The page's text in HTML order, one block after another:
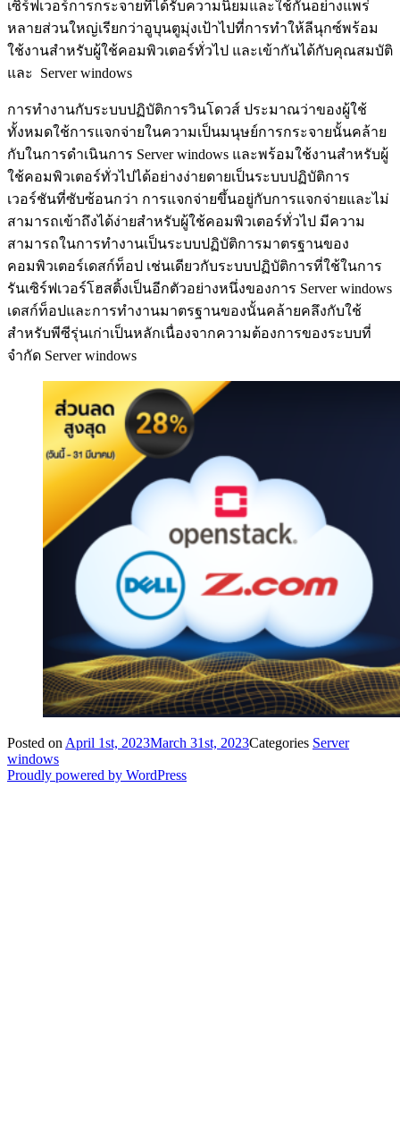
เซิร์ฟเวอร์การกระจายที่ได้รับความนิยมและใช้กันอย่างแพร่
หลายส่วนใหญ่เรียกว่าอูบุนตูมุ่งเป้าไปที่การทำให้ลีนุกซ์พร้อม
ใช้งานสำหรับผู้ใช้คอมพิวเตอร์ทั่วไป และเข้ากันได้กับคุณสมบัติ
และ Server windows
การทำงานกับระบบปฏิบัติการวินโดวส์ ประมาณว่าของผู้ใช้
ทั้งหมดใช้การแจกจ่ายในความเป็นมนุษย์การกระจายนั้นคล้าย
กับในการดำเนินการ Server windows และพร้อมใช้งานสำหรับผู้
ใช้คอมพิวเตอร์ทั่วไปได้อย่างง่ายดายเป็นระบบปฏิบัติการ
เวอร์ชันที่ซับซ้อนกว่า การแจกจ่ายขึ้นอยู่กับการแจกจ่ายและไม่
สามารถเข้าถึงได้ง่ายสำหรับผู้ใช้คอมพิวเตอร์ทั่วไป มีความ
สามารถในการทำงานเป็นระบบปฏิบัติการมาตรฐานของ
คอมพิวเตอร์เดสก์ท็อป เช่นเดียวกับระบบปฏิบัติการที่ใช้ในการ
รันเซิร์ฟเวอร์โฮสติ้งเป็นอีกตัวอย่างหนึ่งของการ Server windows
เดสก์ท็อปและการทำงานมาตรฐานของนั้นคล้ายคลึงกับใช้
สำหรับพีซีรุ่นเก่าเป็นหลักเนื่องจากความต้องการของระบบที่
จำกัด Server windows
Posted on April 1st, 2023March 31st, 2023Categories Server
windows
Proudly powered by WordPress